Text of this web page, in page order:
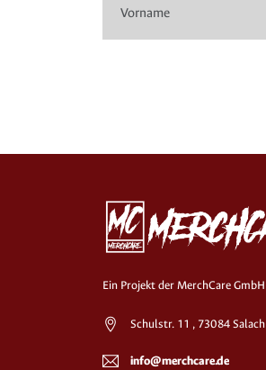
Ein Projekt der MerchCare GmbH
Schulstr. 11 , 73084 Salach
info@merchcare.de